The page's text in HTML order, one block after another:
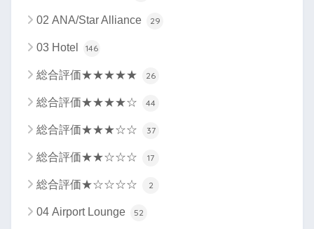
02 ANA/Star Alliance 29
03 Hotel 146
総合評価★★★★★ 26
総合評価★★★★☆ 44
総合評価★★★☆☆ 37
総合評価★★☆☆☆ 17
総合評価★☆☆☆☆ 2
04 Airport Lounge 52